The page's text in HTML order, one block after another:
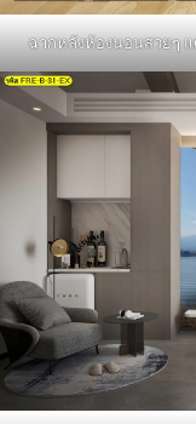
ฉากหลังห้องนอนสวยๆ